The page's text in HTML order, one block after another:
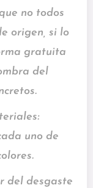
no todos
origen, si lo
gratuita
del
uno de
del desgaste